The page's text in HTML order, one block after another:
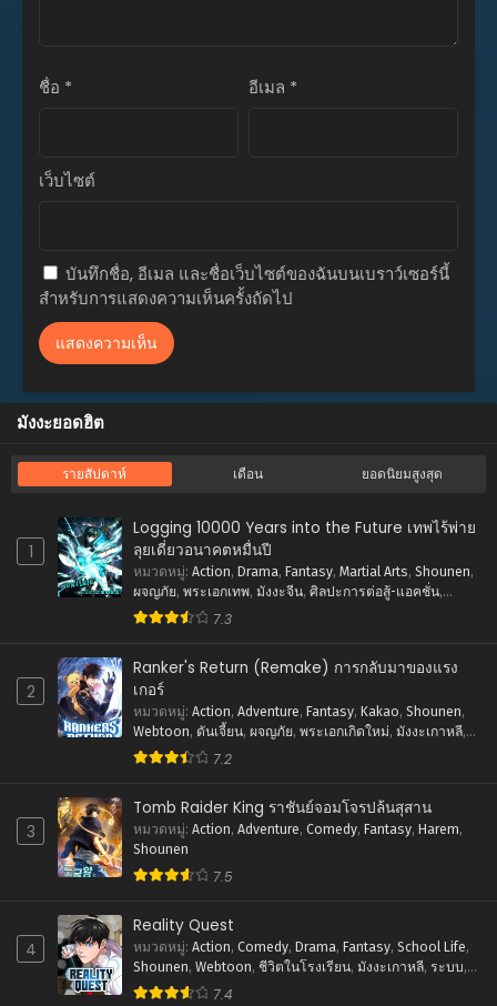
ตอนที่ 8
มีนาคม 31, 2024
ตอนที่ 5
มีนาคม 31, 2024
ตอนที่ 4
มีนาคม 31, 2024
มีนาคม 31, 2024
ตอนที่ 1
มีนาคม 31, 2024
ชื่อ * อีเมล *
เว็บไซต์
บันทึกชื่อ, อีเมล และชื่อเว็บไซต์ของฉันบนเบราว์เซอร์นี้
สำหรับการแสดงความเห็นครั้งถัดไป
มังงะยอดฮิต
รายสัปดาห์ เดือน ยอดนิยมสูงสุด
1
Logging 10000 Years into the Future เทพไร้พ่าย
ลุยเดี่ยวอนาคตหมื่นปี
หมวดหมู่: Action, Drama, Fantasy, Martial Arts, Shounen,
ผจญภัย, พระเอกเทพ, มังงะจีน, ศิลปะการต่อสู้-แอคชั่น,
แฟนตาซี
7.3
2
Ranker's Return (Remake) การกลับมาของแรง
เกอร์
หมวดหมู่: Action, Adventure, Fantasy, Kakao, Shounen,
Webtoon, ดันเจี้ยน, ผจญภัย, พระเอกเกิดใหม่, มังงะเกาหลี,
ระบบ,ศิลปะการต่อสู้-แอคชั่น
7.2
3
Tomb Raider King ราชันย์จอมโจรปล้นสุสาน
หมวดหมู่: Action, Adventure, Comedy, Fantasy, Harem,
Shounen
7.5
4
Reality Quest
หมวดหมู่: Action, Comedy, Drama, Fantasy, School Life,
Shounen, Webtoon, ชีวิตในโรงเรียน, มังงะเกาหลี, ระบบ,
ศิลปะการต่อสู้-แอคชั่น
7.4